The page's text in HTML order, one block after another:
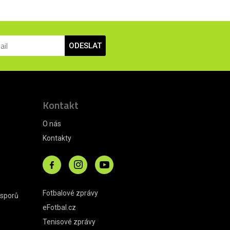
ODESLAT
Kontakt
O nás
Kontakty
Fotbalové zprávy
eFotbal.cz
Tenisové zprávy